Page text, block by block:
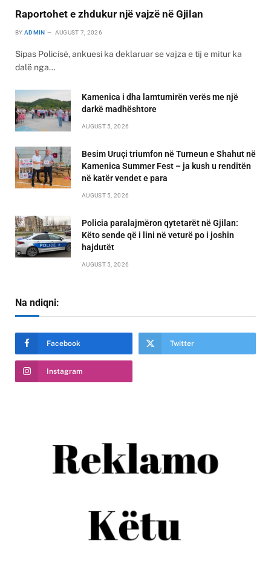
Raportohet e zhdukur një vajzë në Gjilan
BY ADMIN AUGUST 7, 2026
Sipas Policisë, ankuesi ka deklaruar se vajza e tij e mitur ka
dalë nga…
Kamenica i dha lamtumirën verës me një
darkë madhështore
AUGUST 5, 2026
Besim Uruçi triumfon në Turneun e Shahut në
Kamenica Summer Fest – ja kush u renditën
në katër vendet e para
AUGUST 5, 2026
Policia paralajmëron qytetarët në Gjilan:
Këto sende që i lini në veturë po i joshin
hajdutët
AUGUST 5, 2026
Na ndiqni:
Facebook Twitter
Instagram